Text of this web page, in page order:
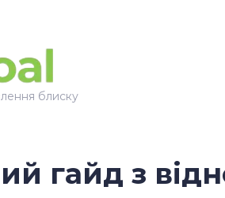
блиску
гайд з